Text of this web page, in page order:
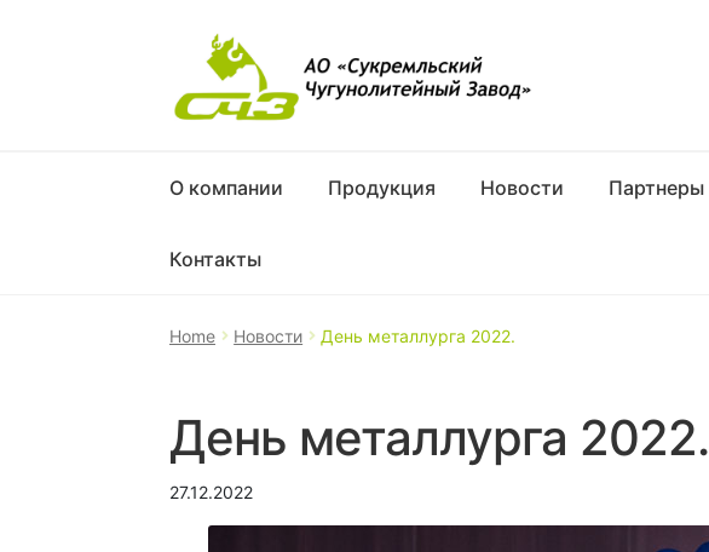
О компании Продукция Новости Партнеры
Контакты
Home Новости День металлурга 2022.
День металлурга 2022.
27.12.2022